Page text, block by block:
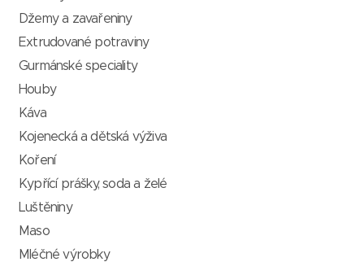
Džemy a zavařeniny
Extrudované potraviny
Gurmánské speciality
Houby
Káva
Kojenecká a dětská výživa
Koření
Kypřící prášky, soda a želé
Luštěniny
Maso
Mléčné výrobky